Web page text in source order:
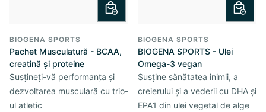
BIOGENA SPORTS
Pachet Musculatură - BCAA,
creatină și proteine
Susțineți-vă performanța și
dezvoltarea musculară cu trio-
ul atletic
BIOGENA SPORTS
BIOGENA SPORTS - Ulei
Omega-3 vegan
Susține sănătatea inimii, a
creierului și a vederii cu DHA și
EPA1 din ulei vegetal de alge